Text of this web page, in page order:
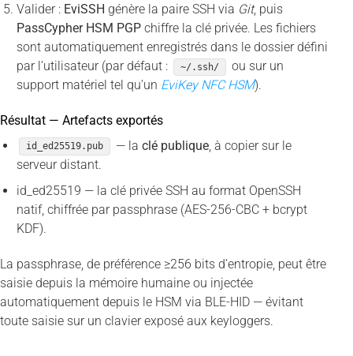
Valider : EviSSH génère la paire SSH via Git, puis
PassCypher HSM PGPchiffre la clé privée. Les fichiers
sont automatiquement enregistrés dans le dossier défini
par l’utilisateur (par défaut :
~/.ssh/
ou sur un
support matériel tel qu’un EviKey NFC HSM).
Résultat — Artefacts exportés
id_ed25519.pub — laclé publique , à copier sur le
serveur distant.
id_ed25519 — la clé privée SSH au format OpenSSH
natif, chiffrée par passphrase (AES-256-CBC + bcrypt
KDF).
La passphrase, de préférence ≥256 bits d’entropie, peut être
saisie depuis la mémoire humaine ou injectée
automatiquement depuis le HSM via BLE-HID — évitant
toute saisie sur un clavier exposé aux keyloggers.